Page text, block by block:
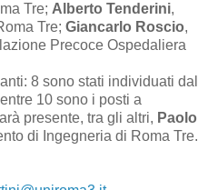
Tre; Alberto Tenderini,
Tre; Giancarlo Roscio,
Precoce Ospedaliera
8 sono stati individuati dal
10 sono i posti a
presente, tra gli altri, Paolo
di Ingegneria di Roma Tre.